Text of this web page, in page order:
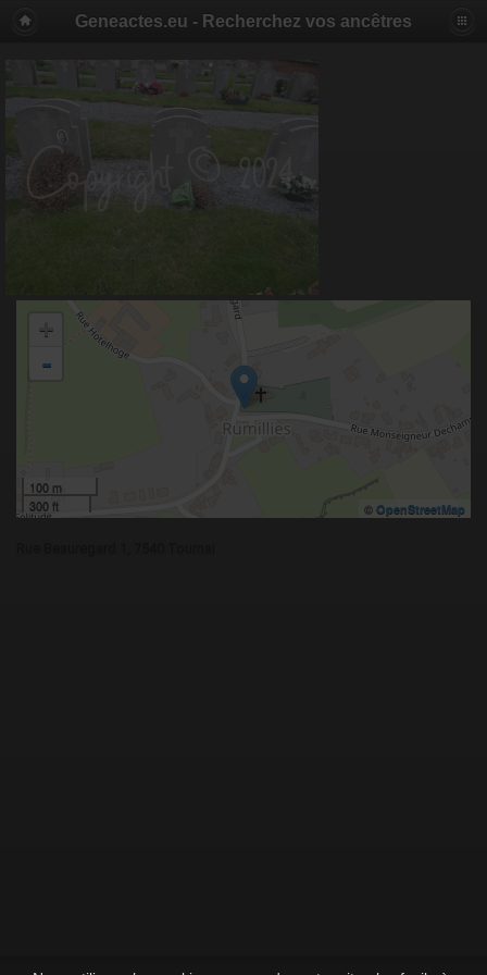
Geneactes.eu - Recherchez vos ancêtres
+
-
100 m
300 ft
© OpenStreetMap